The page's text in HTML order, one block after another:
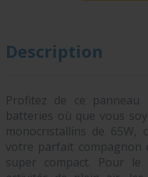
Description
Profitez de ce
batteries où que vous
monocristallins de
votre parfait compagnon
super compact. Pour le